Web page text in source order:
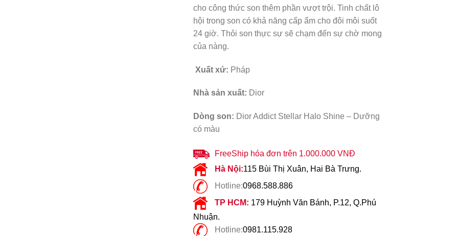
cho công thức son thêm phần vượt trội. Tinh chất lô
hội trong son có khả năng cấp ẩm cho đôi môi suốt
24 giờ. Thỏi son thực sự sẽ chạm đến sự chờ mong
của nàng.
Xuất xứ: Pháp
Nhà sản xuất: Dior
Dòng son: Dior Addict Stellar Halo Shine – Dưỡng
có màu
FreeShip hóa đơn trên 1.000.000 VNĐ
Hà Nội:115 Bùi Thị Xuân, Hai Bà Trưng.
Hotline:0968.588.886
TP HCM: 179 Huỳnh Văn Bánh, P.12, Q.Phú
Nhuận.
Hotline:0981.115.928